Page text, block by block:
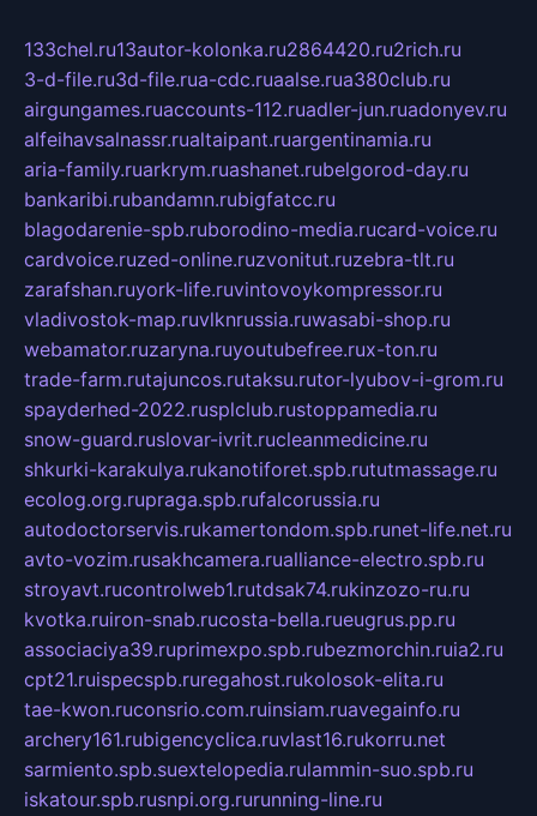
133chel.ru13autor-kolonka.ru2864420.ru2rich.ru
3-d-file.ru3d-file.rua-cdc.ruaalse.rua380club.ru
airgungames.ruaccounts-112.ruadler-jun.ruadonyev.ru
alfeihavsalnassr.rualtaipant.ruargentinamia.ru
aria-family.ruarkrym.ruashanet.rubelgorod-day.ru
bankaribi.rubandamn.rubigfatcc.ru
blagodarenie-spb.ruborodino-media.rucard-voice.ru
cardvoice.ruzed-online.ruzvonitut.ruzebra-tlt.ru
zarafshan.ruyork-life.ruvintovoykompressor.ru
vladivostok-map.ruvlknrussia.ruwasabi-shop.ru
webamator.ruzaryna.ruyoutubefree.rux-ton.ru
trade-farm.rutajuncos.rutaksu.rutor-lyubov-i-grom.ru
spayderhed-2022.rusplclub.rustoppamedia.ru
snow-guard.ruslovar-ivrit.rucleanmedicine.ru
shkurki-karakulya.rukanotiforet.spb.rututmassage.ru
ecolog.org.rupraga.spb.rufalcorussia.ru
autodoctorservis.rukamertondom.spb.runet-life.net.ru
avto-vozim.rusakhcamera.rualliance-electro.spb.ru
stroyavt.rucontrolweb1.rutdsak74.rukinzozo-ru.ru
kvotka.ruiron-snab.rucosta-bella.rueugrus.pp.ru
associaciya39.ruprimexpo.spb.rubezmorchin.ruia2.ru
cpt21.ruispecspb.ruregahost.rukolosok-elita.ru
tae-kwon.ruconsrio.com.ruinsiam.ruavegainfo.ru
archery161.rubigencyclica.ruvlast16.rukorru.net
sarmiento.spb.suextelopedia.rulammin-suo.spb.ru
iskatour.spb.rusnpi.org.rurunning-line.ru